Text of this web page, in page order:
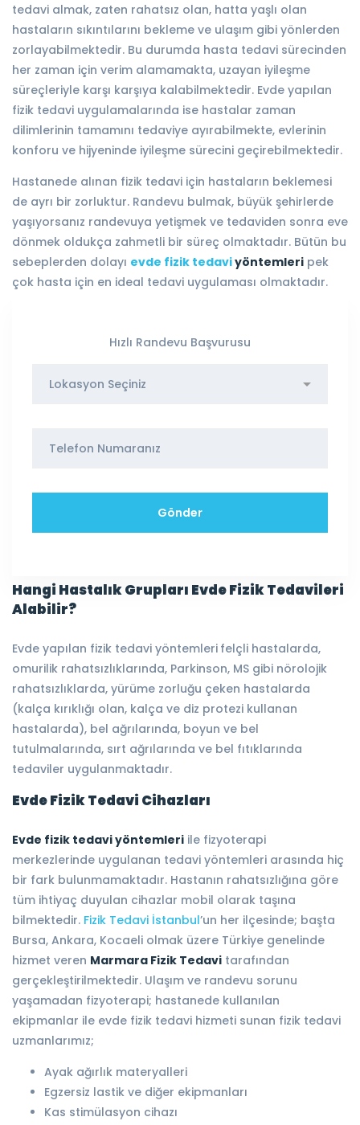
tedavi almak, zaten rahatsız olan, hatta yaşlı olan
hastaların sıkıntılarını bekleme ve ulaşım gibi yönlerden
zorlayabilmektedir. Bu durumda hasta tedavi sürecinden
her zaman için verim alamamakta, uzayan iyileşme
süreçleriyle karşı karşıya kalabilmektedir. Evde yapılan
fizik tedavi uygulamalarında ise hastalar zaman
dilimlerinin tamamını tedaviye ayırabilmekte, evlerinin
konforu ve hijyeninde iyileşme sürecini geçirebilmektedir.
Hastanede alınan fizik tedavi için hastaların beklemesi
de ayrı bir zorluktur. Randevu bulmak, büyük şehirlerde
yaşıyorsanız randevuya yetişmek ve tedaviden sonra eve
dönmek oldukça zahmetli bir süreç olmaktadır. Bütün bu
sebeplerden dolayı evde fizik tedaviyöntemleri pek
çok hasta için en ideal tedavi uygulaması olmaktadır.
Hızlı Randevu Başvurusu
Hangi Hastalık Grupları Evde Fizik Tedavileri
Alabilir?
Evde yapılan fizik tedavi yöntemleri felçli hastalarda,
omurilik rahatsızlıklarında, Parkinson, MS gibi nörolojik
rahatsızlıklarda, yürüme zorluğu çeken hastalarda
(kalça kırıklığı olan, kalça ve diz protezi kullanan
hastalarda), bel ağrılarında, boyun ve bel
tutulmalarında, sırt ağrılarında ve bel fıtıklarında
tedaviler uygulanmaktadır.
Evde Fizik Tedavi Cihazları
Evde fizik tedavi yöntemleri ile fizyoterapi
merkezlerinde uygulanan tedavi yöntemleri arasında hiç
bir fark bulunmamaktadır. Hastanın rahatsızlığına göre
tüm ihtiyaç duyulan cihazlar mobil olarak taşına
bilmektedir. Fizik Tedavi İstanbul’un her ilçesinde; başta
Bursa, Ankara, Kocaeli olmak üzere Türkiye genelinde
hizmet veren Marmara Fizik Tedavi tarafından
gerçekleştirilmektedir. Ulaşım ve randevu sorunu
yaşamadan fizyoterapi; hastanede kullanılan
ekipmanlar ile evde fizik tedavi hizmeti sunan fizik tedavi
uzmanlarımız;
Ayak ağırlık materyalleri
Egzersiz lastik ve diğer ekipmanları
Kas stimülasyon cihazı